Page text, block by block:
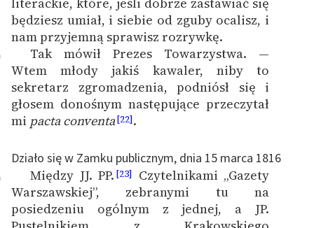
będziesz umiał, i siebie od zguby ocalisz, i
nam przyjemną sprawisz rozrywkę.
Tak mówił Prezes Towarzystwa. —
Wtem młody jakiś kawaler, niby to
sekretarz zgromadzenia, podniósł się i
głosem donośnym następujące przeczytał
mi pacta conventa[22].
Działo się w Zamku publicznym, dnia 15 marca 1816
Między JJ. PP. [23]
Czytelnikami „Gazety
Warszawskiej”, zebranymi tu na
posiedzeniu ogólnym z jednej, a JP.